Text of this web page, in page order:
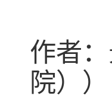
作者
院））